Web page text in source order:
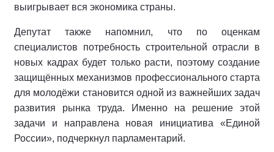
выигрывает вся экономика страны.
Депутат также напомнил, что по оценкам
специалистов потребность строительной отрасли в
новых кадрах будет только расти, поэтому создание
защищённых механизмов профессионального старта
для молодёжи становится одной из важнейших задач
развития рынка труда. Именно на решение этой
задачи и направлена новая инициатива «Единой
России», подчеркнул парламентарий.